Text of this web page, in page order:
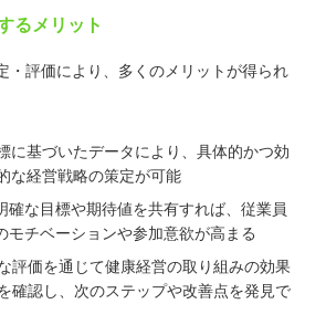
るメリット
・評価により、多くのメリットが得られ
に基づいたデータにより、具体的かつ効
な経営戦略の策定が可能
確な目標や期待値を共有すれば、従業員
モチベーションや参加意欲が高まる
評価を通じて健康経営の取り組みの効果
確認し、次のステップや改善点を発見で